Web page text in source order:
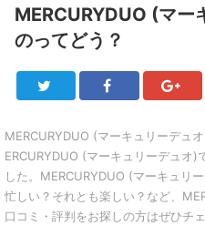
MERCURYDUO (マー
のってどう？
Twitter Facebook
MERCURYDUO (マーキュリーデュ
ERCURYDUO (マーキュリーデュオ)
した。MERCURYDUO (マーキュリ
忙しい？それとも楽しい？など、
口コミ・評判をお探しの方はぜひチ